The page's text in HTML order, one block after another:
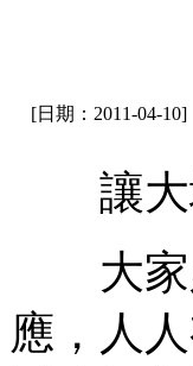
[日期：2011-04-10]
讓大
大家必
應，人